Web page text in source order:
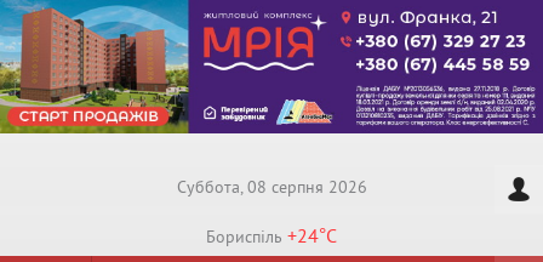
Суббота, 08 серпня 2026
Бориспiль +24°C